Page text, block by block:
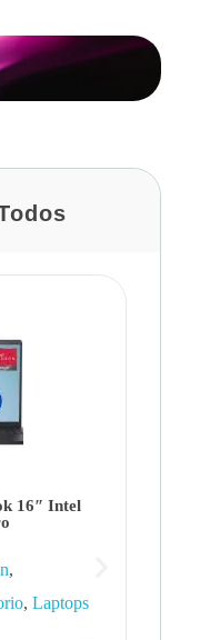
16″ Intel
,
, Laptops